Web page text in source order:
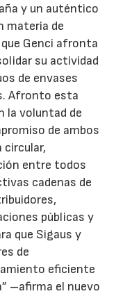
y un auténtico
materia de
Genci afronta
su actividad
de envases
Afronto esta
la voluntad de
de ambos
circular,
entre todos
cadenas de
públicas y
que Sigaus y
de
eficiente
–afirma el nuevo